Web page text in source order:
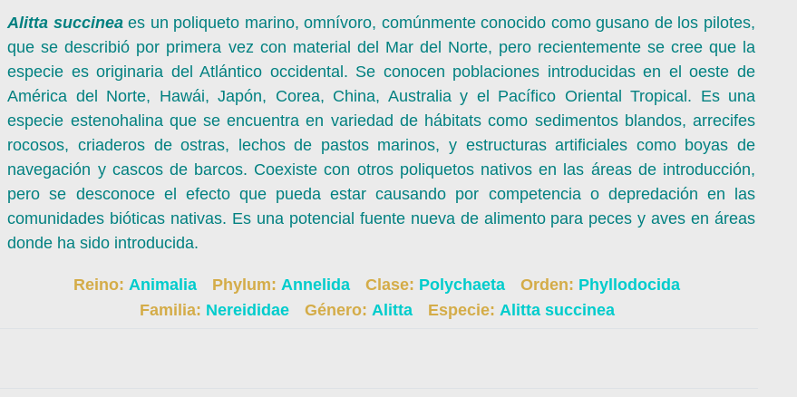
Alitta succinea es un poliqueto marino, omnívoro, comúnmente conocido como gusano de los pilotes,
que se describió por primera vez con material del Mar del Norte, pero recientemente se cree que la
especie es originaria del Atlántico occidental. Se conocen poblaciones introducidas en el oeste de
América del Norte, Hawái, Japón, Corea, China, Australia y el Pacífico Oriental Tropical. Es una
especie estenohalina que se encuentra en variedad de hábitats como sedimentos blandos, arrecifes
rocosos, criaderos de ostras, lechos de pastos marinos, y estructuras artificiales como boyas de
navegación y cascos de barcos. Coexiste con otros poliquetos nativos en las áreas de introducción,
pero se desconoce el efecto que pueda estar causando por competencia o depredación en las
comunidades bióticas nativas. Es una potencial fuente nueva de alimento para peces y aves en áreas
donde ha sido introducida.
Reino:Animalia Phylum:Annelida Clase: Polychaeta Orden: Phyllodocida
Familia: Nereididae Género: Alitta Especie: Alitta succinea